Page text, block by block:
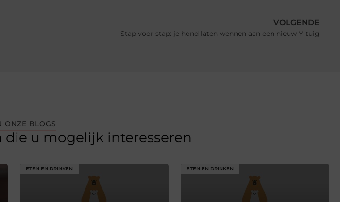
VOLGENDE
Stap voor stap: je hond laten wennen aan een nieuw Y-tuig
ONZE BLOGS
die u mogelijk interesseren
ETEN EN DRINKEN ETEN EN DRINKEN